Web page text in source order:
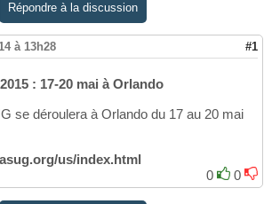
Répondre à la discussion
à 13h28 #1
: 17-20 mai à Orlando
se déroulera à Orlando du 17 au 20 mai
us/index.html
0
0